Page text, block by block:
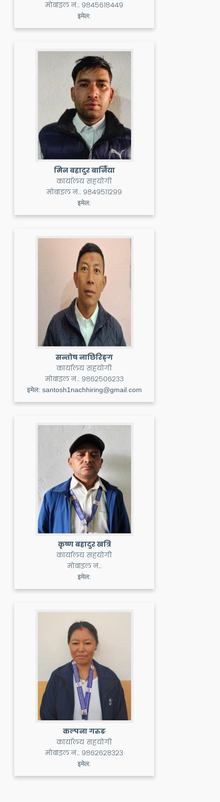
मोबाइल नं.: ९८४५६१८४४९
इमेल:
मिन बहादुर बानिँया
कार्यालय सहयोगी
मोबाइल नं.: ९८४९५११२९९
इमेल:
सन्तोष नाछिरिङ्ग
कार्यालय सहयोगी
मोबाइल नं.: ९८६२५०६२३३
इमेल: santosh1nachhiring@gmail.com
कृष्ण बहादुर खत्रि
कार्यालय सहयोगी
मोबाइल नं.:
इमेल:
कल्पना गरुङ
कार्यालय सहयोगी
मोबाइल नं.: ९८६२६२८३२३
इमेल: